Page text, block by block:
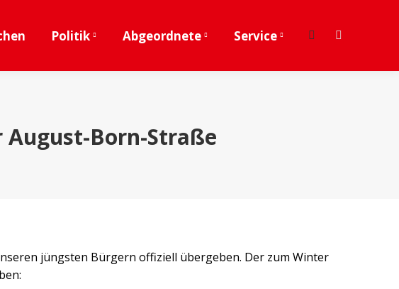
Politik Abgeordnete Service Search:Facebook
Born-Straße
jüngsten Bürgern offiziell übergeben. Der zum Winter